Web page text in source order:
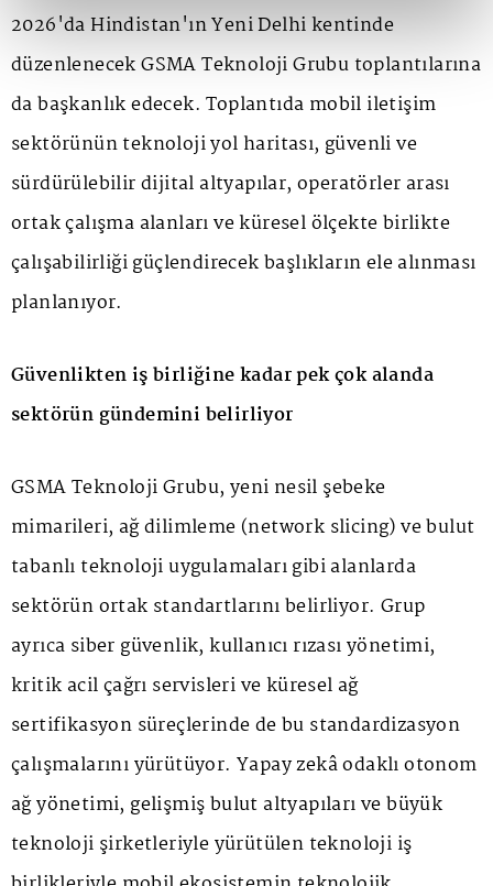
2026'da Hindistan'ın Yeni Delhi kentinde
düzenlenecek GSMA Teknoloji Grubu toplantılarına
da başkanlık edecek. Toplantıda mobil iletişim
sektörünün teknoloji yol haritası, güvenli ve
sürdürülebilir dijital altyapılar, operatörler arası
ortak çalışma alanları ve küresel ölçekte birlikte
çalışabilirliği güçlendirecek başlıkların ele alınması
planlanıyor.
Güvenlikten iş birliğine kadar pek çok alanda
sektörün gündemini belirliyor
GSMA Teknoloji Grubu, yeni nesil şebeke
mimarileri, ağ dilimleme (network slicing) ve bulut
tabanlı teknoloji uygulamaları gibi alanlarda
sektörün ortak standartlarını belirliyor. Grup
ayrıca siber güvenlik, kullanıcı rızası yönetimi,
kritik acil çağrı servisleri ve küresel ağ
sertifikasyon süreçlerinde de bu standardizasyon
çalışmalarını yürütüyor. Yapay zekâ odaklı otonom
ağ yönetimi, gelişmiş bulut altyapıları ve büyük
teknoloji şirketleriyle yürütülen teknoloji iş